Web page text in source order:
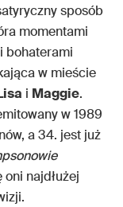
sposób
momentami
bohaterami
w mieście
i Maggie.
w 1989
a 34. jest już
najdłużej